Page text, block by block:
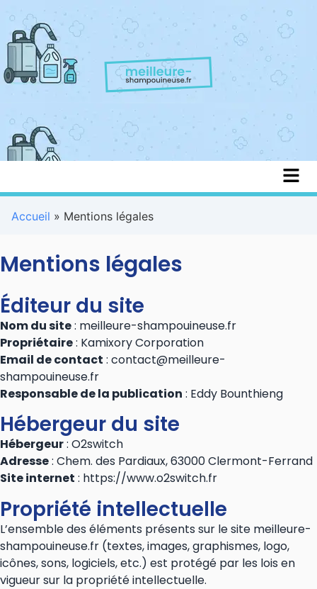
Accueil » Mentions légales
Mentions légales
Éditeur du site
Nom du site: meilleure-shampouineuse.fr
Propriétaire: Kamixory Corporation
Email de contact : contact@meilleure-
shampouineuse.fr
Responsable de la publication : Eddy Bounthieng
Hébergeur du site
Hébergeur: O2switch
Adresse: Chem. des Pardiaux, 63000 Clermont-Ferrand
Site internet : https://www.o2switch.fr
Propriété intellectuelle
L’ensemble des éléments présents sur le site meilleure-
shampouineuse.fr (textes, images, graphismes, logo,
icônes, sons, logiciels, etc.) est protégé par les lois en
vigueur sur la propriété intellectuelle.